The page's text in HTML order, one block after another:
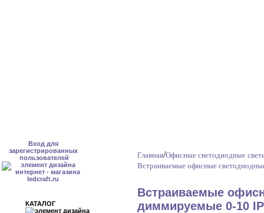
Вход для
зарегистрированных
пользователей
КАТАЛОГ
Главная/Офисные светодиодные
Встраиваемые офисные
Встраиваемые
диммируемые 0-10